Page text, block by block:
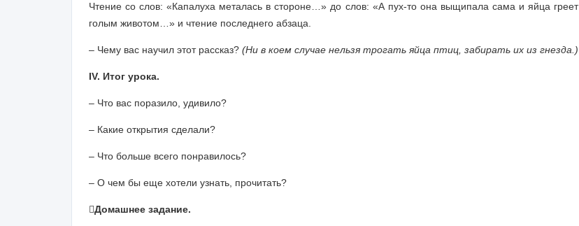
Чтение со слов: «Капалуха металась в стороне…» до слов: «А пух-то она выщипала сама и яйца греет
голым животом…» и чтение последнего абзаца.
– Чему вас научил этот рассказ? (Ни в коем случае нельзя трогать яйца птиц, забирать их из гнезда.)
IV. Итог урока.
– Что вас поразило, удивило?
– Какие открытия сделали?
– Что больше всего понравилось?
– О чем бы еще хотели узнать, прочитать?
Домашнее задание.